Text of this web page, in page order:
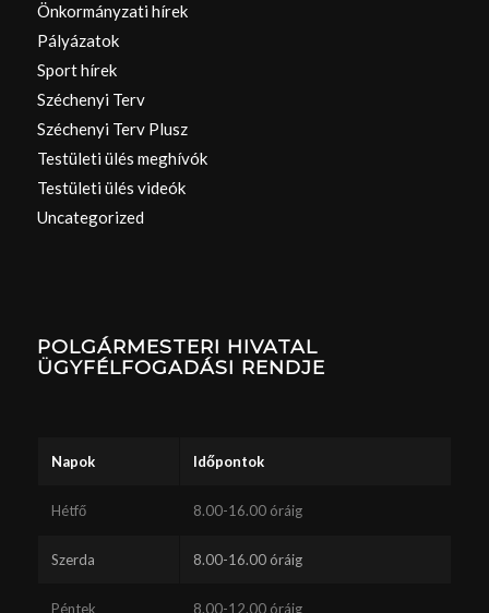
Önkormányzati hírek
Pályázatok
Sport hírek
Széchenyi Terv
Széchenyi Terv Plusz
Testületi ülés meghívók
Testületi ülés videók
Uncategorized
POLGÁRMESTERI HIVATAL
ÜGYFÉLFOGADÁSI RENDJE
Napok Időpontok
Hétfő 8.00-16.00 óráig
Szerda 8.00-16.00 óráig
Péntek 8.00-12.00 óráig